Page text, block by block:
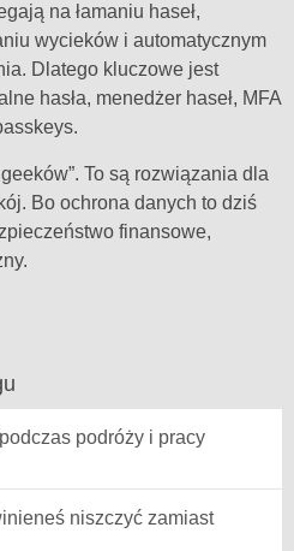
na łamaniu haseł,
wycieków i automatycznym
Dlatego kluczowe jest
hasła, menedżer haseł, MFA
To są rozwiązania dla
Bo ochrona danych to dziś
finansowe,
podróży i pracy
niszczyć zamiast